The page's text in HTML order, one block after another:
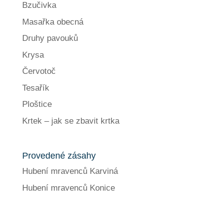
Bzučivka
Masařka obecná
Druhy pavouků
Krysa
Červotoč
Tesařík
Ploštice
Krtek – jak se zbavit krtka
Provedené zásahy
Hubení mravenců Karviná
Hubení mravenců Konice